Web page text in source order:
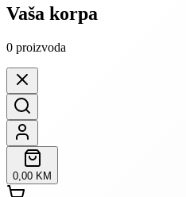
Vaša korpa
0 proizvoda
0,00 KM